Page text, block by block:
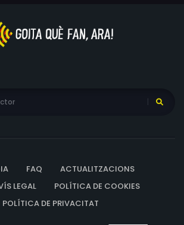
FAQ
ACTUALITZACIONS
LEGAL
POLÍTICA DE COOKIES
POLÍTICA DE PRIVACITAT